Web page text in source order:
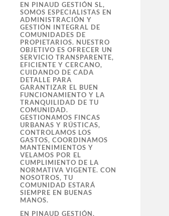
EN PINAUD GESTIÓN SL,
SOMOS ESPECIALISTAS EN
ADMINISTRACIÓN Y
GESTIÓN INTEGRAL DE
COMUNIDADES DE
PROPIETARIOS. NUESTRO
OBJETIVO ES OFRECER UN
SERVICIO TRANSPARENTE,
EFICIENTE Y CERCANO,
CUIDANDO DE CADA
DETALLE PARA
GARANTIZAR EL BUEN
FUNCIONAMIENTO Y LA
TRANQUILIDAD DE TU
COMUNIDAD.
GESTIONAMOS FINCAS
URBANAS Y RÚSTICAS,
CONTROLAMOS LOS
GASTOS, COORDINAMOS
MANTENIMIENTOS Y
VELAMOS POR EL
CUMPLIMIENTO DE LA
NORMATIVA VIGENTE. CON
NOSOTROS, TU
COMUNIDAD ESTARÁ
SIEMPRE EN BUENAS
MANOS.
EN PINAUD GESTIÓN,